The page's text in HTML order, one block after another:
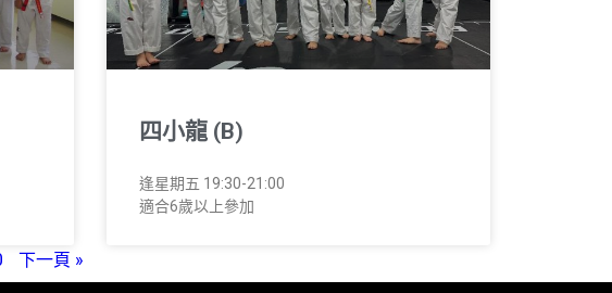
四小龍 (B)
逢星期五 19:30-21:00
適合6歲以上參加
下一頁 »